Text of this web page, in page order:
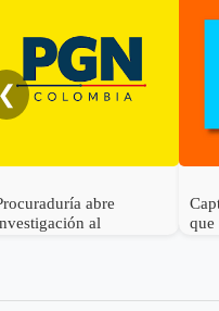
❮
abre
al